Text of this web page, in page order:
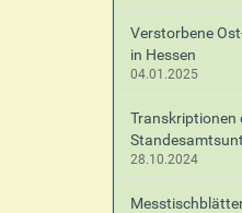
Verstorbene
in Hessen
04.01.2025
Transkriptionen
28.10.2024